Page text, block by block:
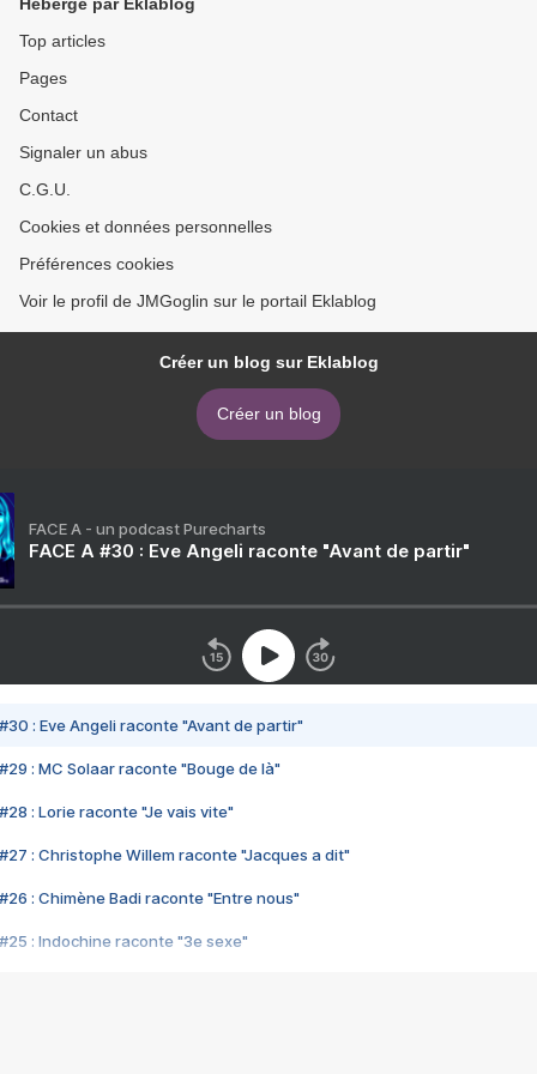
Top articles
Pages
Contact
Signaler un abus
C.G.U.
Cookies et données personnelles
Préférences cookies
Voir le profil de JMGoglin sur le portail Eklablog
Créer un blog sur Eklablog
Créer un blog
FACE A - un podcast Purecharts
FACE A #30 : Eve Angeli raconte "Avant de partir"
#30 : Eve Angeli raconte "Avant de partir"
#29 : MC Solaar raconte "Bouge de là"
#28 : Lorie raconte "Je vais vite"
#27 : Christophe Willem raconte "Jacques a dit"
#26 : Chimène Badi raconte "Entre nous"
#25 : Indochine raconte "3e sexe"